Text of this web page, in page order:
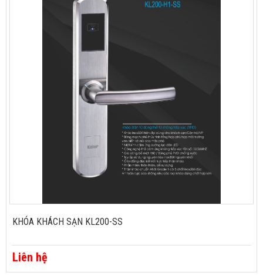
KHÓA KHÁCH SẠN KL200-SS
Liên hệ